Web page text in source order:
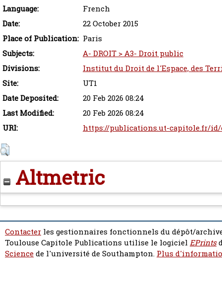
Language:
French
Date:
22 October 2015
Place of Publication: Paris
Subjects:
A- DROIT > A3- Droit public
Divisions:
Institut du Droit de l'Espace, des
Site:
UT1
Date Deposited:
20 Feb 2026 08:24
Last Modified:
20 Feb 2026 08:24
URI:
https://publications.ut-capitole.fr/id/
Altmetric
Contacter les gestionnaires fonctionnels du dépôt/
Toulouse Capitole Publications utilise le logiciel EPrints
Sciencede l'université de Southampton. Plus